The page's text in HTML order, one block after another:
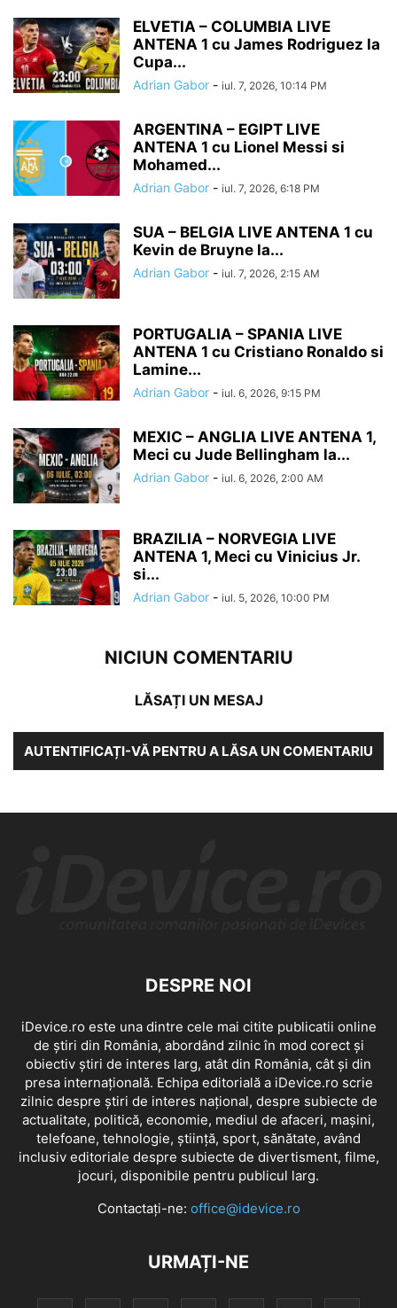
ELVETIA – COLUMBIA LIVE
ANTENA 1 cu James Rodriguez la
Cupa...
Adrian Gabor - iul. 7, 2026, 10:14 PM
ARGENTINA – EGIPT LIVE
ANTENA 1 cu Lionel Messi si
Mohamed...
Adrian Gabor - iul. 7, 2026, 6:18 PM
SUA – BELGIA LIVE ANTENA 1 cu
Kevin de Bruyne la...
Adrian Gabor - iul. 7, 2026, 2:15 AM
PORTUGALIA – SPANIA LIVE
ANTENA 1 cu Cristiano Ronaldo si
Lamine...
Adrian Gabor - iul. 6, 2026, 9:15 PM
MEXIC – ANGLIA LIVE ANTENA 1,
Meci cu Jude Bellingham la...
Adrian Gabor - iul. 6, 2026, 2:00 AM
BRAZILIA – NORVEGIA LIVE
ANTENA 1, Meci cu Vinicius Jr.
si...
Adrian Gabor - iul. 5, 2026, 10:00 PM
NICIUN COMENTARIU
LĂSAȚI UN MESAJ
AUTENTIFICAȚI-VĂ PENTRU A LĂSA UN COMENTARIU
DESPRE NOI
iDevice.ro este una dintre cele mai citite publicatii online
de știri din România, abordând zilnic în mod corect și
obiectiv știri de interes larg, atât din România, cât și din
presa internațională. Echipa editorială a iDevice.ro scrie
zilnic despre știri de interes național, despre subiecte de
actualitate, politică, economie, mediul de afaceri, mașini,
telefoane, tehnologie, știință, sport, sănătate, având
inclusiv editoriale despre subiecte de divertisment, filme,
jocuri, disponibile pentru publicul larg.
Contactați-ne: office@idevice.ro
URMAȚI-NE